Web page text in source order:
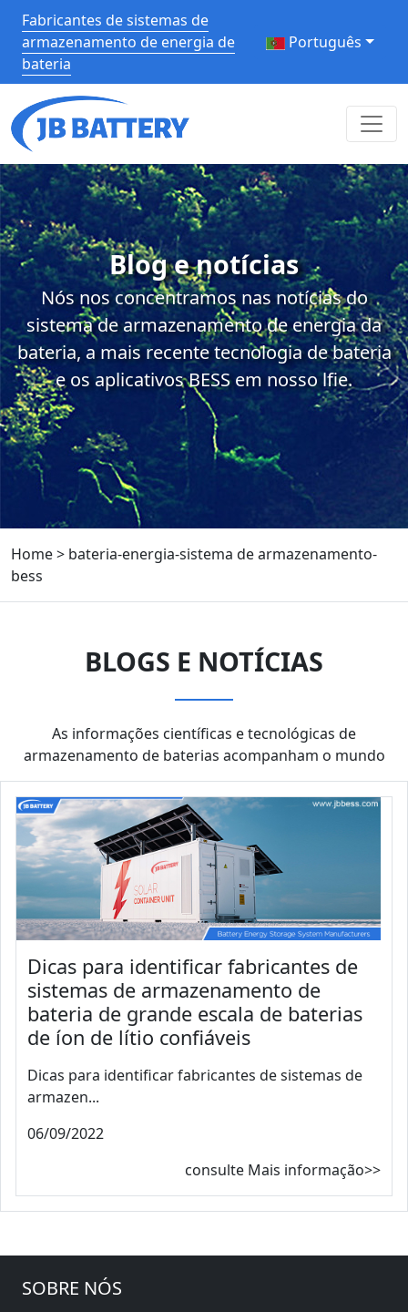
Fabricantes de sistemas de
armazenamento de energia de
bateria
Português
Blog e notícias
Nós nos concentramos nas notícias do
sistema de armazenamento de energia da
bateria, a mais recente tecnologia de bateria
e os aplicativos BESS em nosso lfie.
Home> bateria-energia-sistema de armazenamento-
bess
BLOGS E NOTÍCIAS
As informações científicas e tecnológicas de
armazenamento de baterias acompanham o mundo
Dicas para identificar fabricantes de
sistemas de armazenamento de
bateria de grande escala de baterias
de íon de lítio confiáveis
Dicas para identificar fabricantes de sistemas de
armazen...
06/09/2022
consulte Mais informação>>
SOBRE NÓS